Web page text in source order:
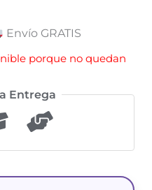
Envío GRATIS
porque no quedan
Entrega